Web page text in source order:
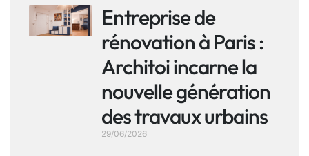
Entreprise de
rénovation à Paris :
Architoi incarne la
nouvelle génération
des travaux urbains
29/06/2026